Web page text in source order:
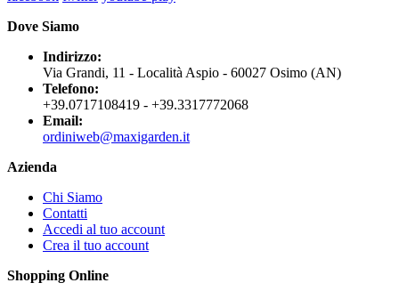
Dove Siamo
Indirizzo:
Via Grandi, 11 - Località Aspio - 60027 Osimo (AN)
Telefono:
+39.0717108419 - +39.3317772068
Email:
ordiniweb@maxigarden.it
Azienda
Chi Siamo
Contatti
Accedi al tuo account
Crea il tuo account
Shopping Online